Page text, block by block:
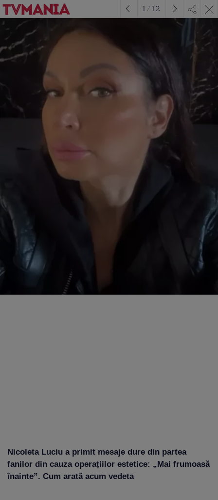
Nicoleta Luciu a primit mesaje dure din partea
fanilor din cauza operațiilor estetice: „Mai frumoasă
înainte”. Cum arată acum vedeta
1/12